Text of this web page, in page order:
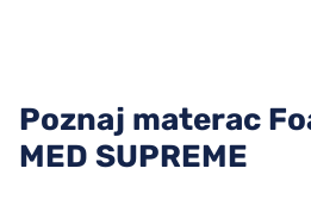
Poznaj materac
MED SUPREME